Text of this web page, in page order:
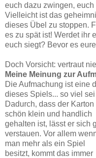
euch dazu zwingen,
Vielleicht ist das
dieses Übel zu stoppen.
es zu spät ist! Werdet ihr
euch siegt? Bevor es
Doch Vorsicht: vertraut
Meine Meinung zur
Die Aufmachung ist eine
dieses Spiels... so viel
Dadurch, dass der Karton
schön klein und handlich
gehalten ist, lässt er sich
verstauen. Vor allem
man mehr als ein Spiel
besitzt, kommt das immer